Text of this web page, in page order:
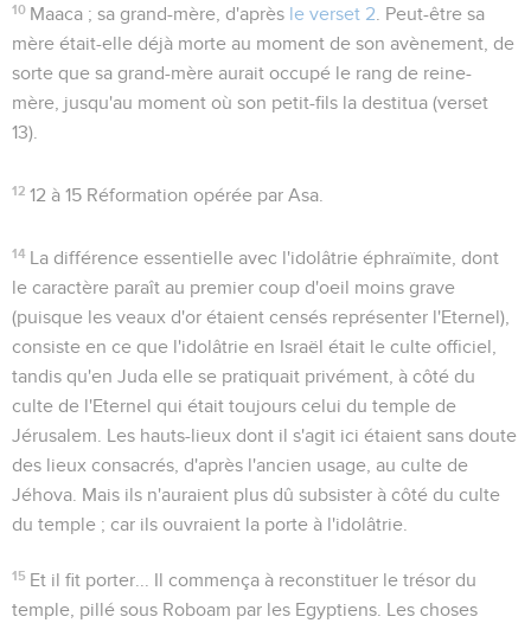
10 Maaca ; sa grand-mère, d'après le verset 2 . Peut-être sa
mère était-elle déjà morte au moment de son avènement, de
sorte que sa grand-mère aurait occupé le rang de reine-
mère, jusqu'au moment où son petit-fils la destitua (verset
13).
12 12 à 15 Réformation opérée par Asa.
14 La différence essentielle avec l'idolâtrie éphraïmite, dont
le caractère paraît au premier coup d'oeil moins grave
(puisque les veaux d'or étaient censés représenter l'Eternel),
consiste en ce que l'idolâtrie en Israël était le culte officiel,
tandis qu'en Juda elle se pratiquait privément, à côté du
culte de l'Eternel qui était toujours celui du temple de
Jérusalem. Les hauts-lieux dont il s'agit ici étaient sans doute
des lieux consacrés, d'après l'ancien usage, au culte de
Jéhova. Mais ils n'auraient plus dû subsister à côté du culte
du temple ; car ils ouvraient la porte à l'idolâtrie.
15 Et il fit porter...
Il commença à reconstituer le trésor du
temple, pillé sous Roboam par les Egyptiens. Les choses